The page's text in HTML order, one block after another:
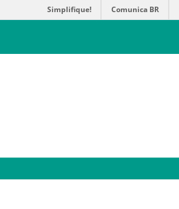
Simplifique! Comunica BR